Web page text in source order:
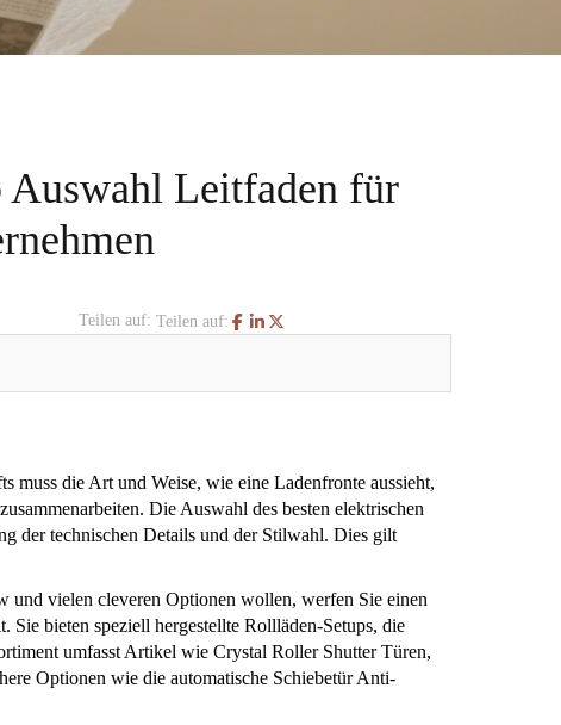
Auswahl Leitfaden für
Teilen auf: Teilen auf:
muss die Art und Weise, wie eine Ladenfronte aussieht,
Die Auswahl des besten elektrischen
der technischen Details und der Stilwahl. Dies gilt
vielen cleveren Optionen wollen, werfen Sie einen
bieten speziell hergestellte Rollläden-Setups, die
umfasst Artikel wie Crystal Roller Shutter Türen,
Optionen wie die automatische Schiebetür Anti-